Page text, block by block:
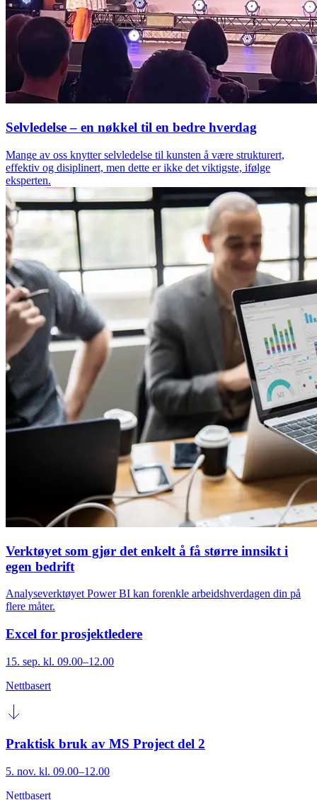
Selvledelse – en nøkkel til en bedre hverdag
Mange av oss knytter selvledelse til kunsten å være strukturert,
effektiv og disiplinert, men dette er ikke det viktigste, ifølge
eksperten.
Verktøyet som gjør det enkelt å få større innsikt i
egen bedrift
Analyseverktøyet Power BI kan forenkle arbeidshverdagen din på
flere måter.
Excel for prosjektledere
15. sep. kl. 09.00–12.00
Nettbasert
Praktisk bruk av MS Project del 2
5. nov. kl. 09.00–12.00
Nettbasert